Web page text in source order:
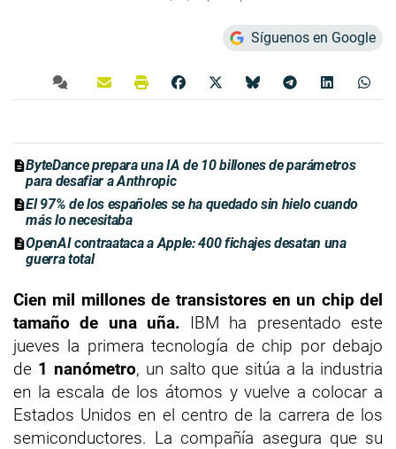
Síguenos en Google
ByteDance prepara una IA de 10 billones de parámetros
para desafiar a Anthropic
El 97% de los españoles se ha quedado sin hielo cuando
más lo necesitaba
OpenAI contraataca a Apple: 400 fichajes desatan una
guerra total
Cien mil millones de transistores en un chip del
tamaño de una uña. IBM ha presentado este
jueves la primera tecnología de chip por debajo
de 1 nanómetro, un salto que sitúa a la industria
en la escala de los átomos y vuelve a colocar a
Estados Unidos en el centro de la carrera de los
semiconductores. La compañía asegura que su